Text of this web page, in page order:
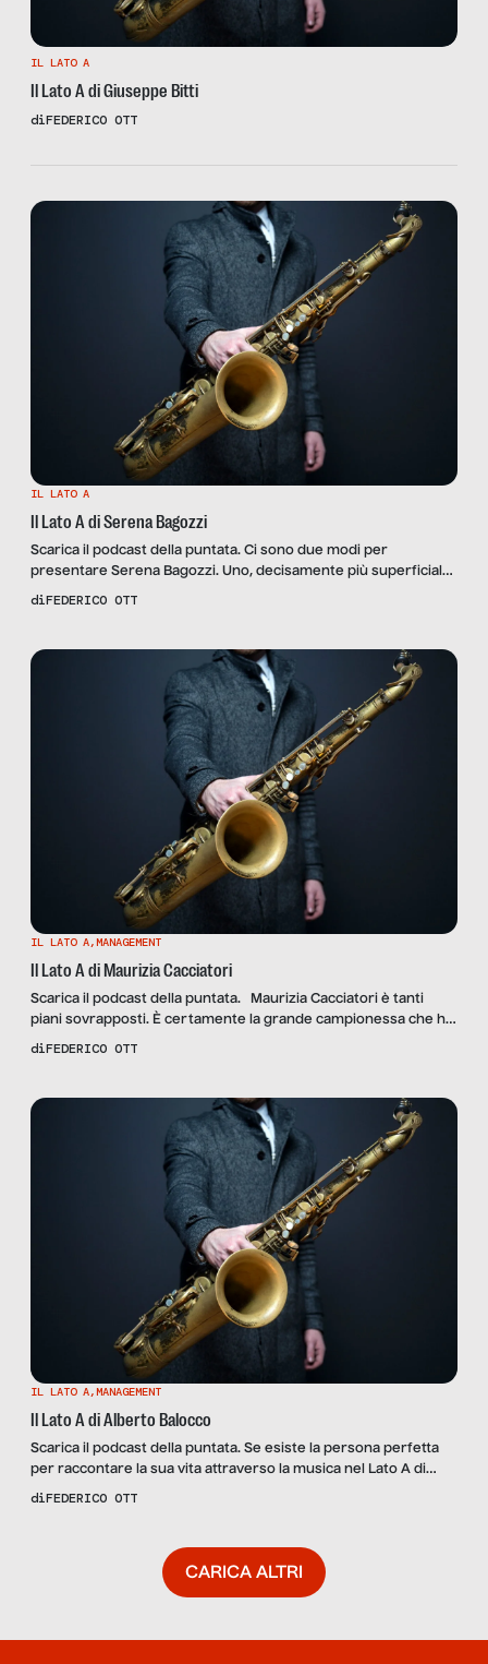
IL LATO A
Il Lato A di Giuseppe Bitti
diFEDERICO OTT
IL LATO A
Il Lato A di Serena Bagozzi
Scarica il podcast della puntata. Ci sono due modi per
presentare Serena Bagozzi. Uno, decisamente più superficiale,
è parlare della cantante e corista di Claudio Baglioni; l’altro è
nostro più di questa. Serena, infatti, è una […]
diFEDERICO OTT
IL LATO A,MANAGEMENT
Il Lato A di Maurizia Cacciatori
Scarica il podcast della puntata. Maurizia Cacciatori è tanti
piani sovrapposti. È certamente la grande campionessa che ha
vinto tanto nei club, sia in Italia che in Spagna, e che ai Mondiali
riuscita […]
diFEDERICO OTT
IL LATO A,MANAGEMENT
Il Lato A di Alberto Balocco
Scarica il podcast della puntata. Se esiste la persona perfetta
per raccontare la sua vita attraverso la musica nel Lato A di
Natale questa è senza dubbio Alberto Balocco. Ci incontriamo a
diFEDERICO OTT
CARICA ALTRI